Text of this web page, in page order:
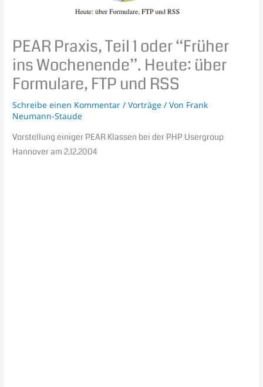
PEAR Praxis, Teil 1 oder “Früher
ins Wochenende”. Heute: über
Formulare, FTP und RSS
Schreibe einen Kommentar /Vorträge / Von Frank
Neumann-Staude
Vorstellung einiger PEAR Klassen bei der PHP Usergroup
Hannover am 2.12.2004